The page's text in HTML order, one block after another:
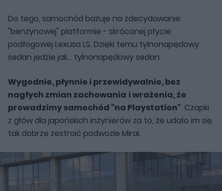
Do tego, samochód bazuje na zdecydowanie
"benzynowej" platformie - skróconej płycie
podłogowej Lexusa LS. Dzięki temu tylnonapędowy
sedan jedzie jak... tylnonapędowy sedan.
Wygodnie, płynnie i przewidywalnie, bez
nagłych zmian zachowania i wrażenia, że
prowadzimy samochód "na Playstation". Czapki
z głów dla japońskich inżynierów za to, że udało im się
tak dobrze zestroić podwozie Mirai.